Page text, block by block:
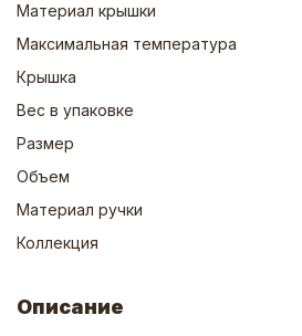
Материал крышки
Максимальная температура
Крышка
Вес в упаковке
Размер
Объем
Материал ручки
Коллекция
Описание